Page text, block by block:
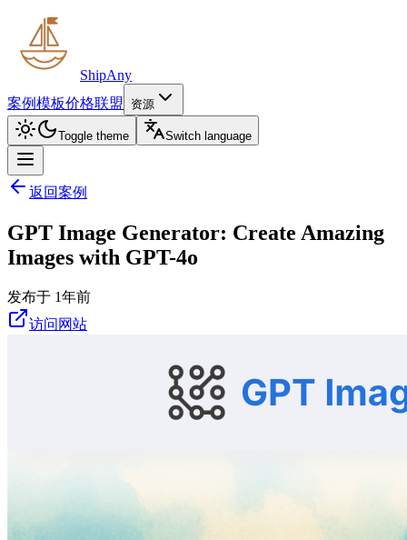
ShipAny
案例模板价格联盟 资源
Toggle theme Switch language
返回案例
GPT Image Generator: Create Amazing
Images with GPT-4o
发布于 1年前
访问网站